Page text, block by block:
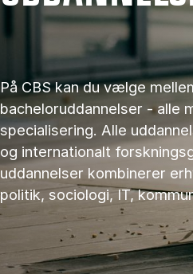
På CBS kan du vælge
bacheloruddannelser - alle
specialisering. Alle
og internationalt
uddannelser kombinerer
politik, sociologi, IT,